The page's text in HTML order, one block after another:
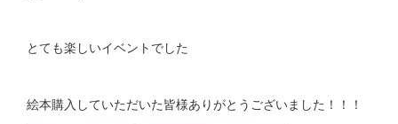
とても楽しいイベントでした
絵本購入していただいた皆様ありがとうございました！！！